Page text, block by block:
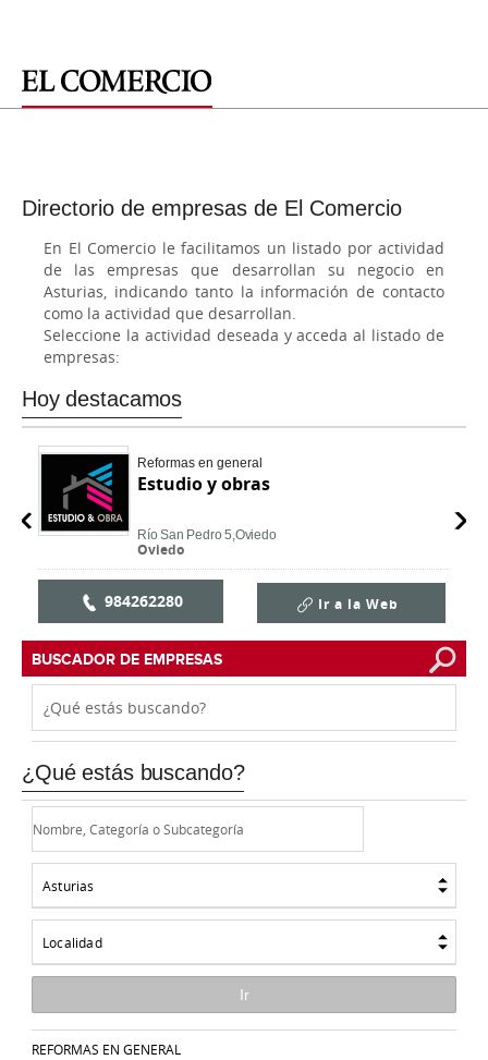
Directorio de empresas de El Comercio
En El Comercio le facilitamos un listado por actividad
de las empresas que desarrollan su negocio en
Asturias, indicando tanto la información de contacto
como la actividad que desarrollan.
Seleccione la actividad deseada y acceda al listado de
empresas:
Hoy destacamos
Reformas en general
Estudio y obras
Oviedo
Río San Pedro 5,Oviedo
984262280 Ir a la Web
BUSCADOR DE EMPRESAS
¿Qué estás buscando?
Asturias
Localidad
REFORMAS EN GENERAL